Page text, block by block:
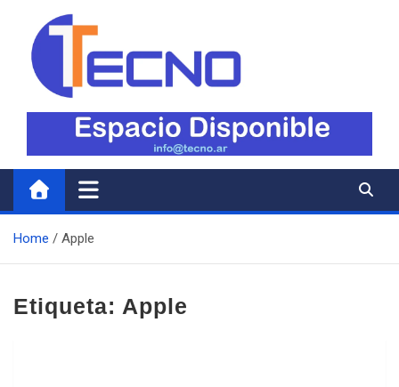
content
Tecno
Todo lo nuevo en Tecnología
Home Apple
Etiqueta: Apple